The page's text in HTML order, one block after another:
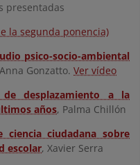
presentadas
la segunda ponencia)
psico-socio-ambiental
Gonzatto. Ver vídeo
desplazamiento a la
años, Palma Chillón
ciudadana sobre
escolar, Xavier Serra